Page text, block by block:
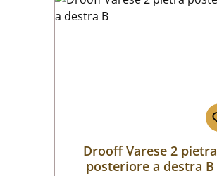
Drooff Varese 2 pietra
posteriore a destra B